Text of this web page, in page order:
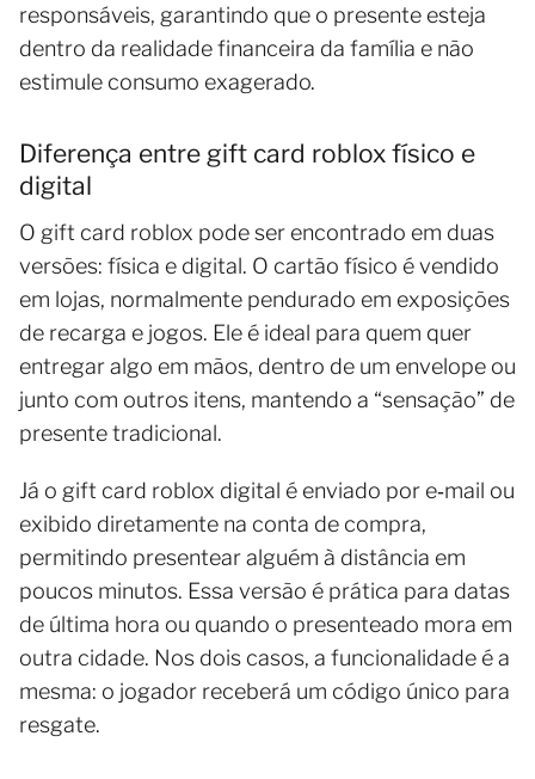
responsáveis, garantindo que o presente esteja
dentro da realidade financeira da família e não
estimule consumo exagerado.
Diferença entre gift card roblox físico e
digital
O gift card roblox pode ser encontrado em duas
versões: física e digital. O cartão físico é vendido
em lojas, normalmente pendurado em exposições
de recarga e jogos. Ele é ideal para quem quer
entregar algo em mãos, dentro de um envelope ou
junto com outros itens, mantendo a “sensação” de
presente tradicional.
Já o gift card roblox digital é enviado por e‑mail ou
exibido diretamente na conta de compra,
permitindo presentear alguém à distância em
poucos minutos. Essa versão é prática para datas
de última hora ou quando o presenteado mora em
outra cidade. Nos dois casos, a funcionalidade é a
mesma: o jogador receberá um código único para
resgate.